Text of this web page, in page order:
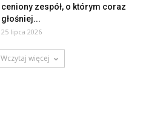
ceniony zespół, o którym coraz
głośniej...
25 lipca 2026
Wczytaj więcej